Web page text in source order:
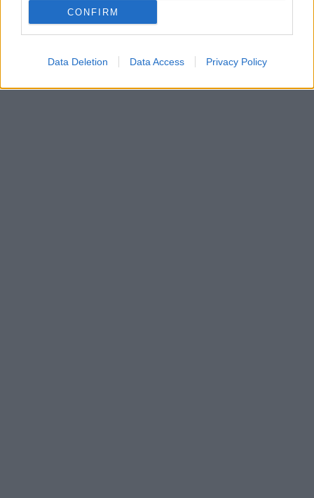
CONFIRM
Data Deletion Data Access Privacy Policy
sztrájktárgyalás